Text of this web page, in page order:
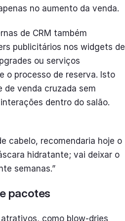
no aumento da venda.
de CRM também
publicitários nos widgets de
ou serviços
o processo de reserva. Isto
de venda cruzada sem
dentro do salão.
cabelo, recomendaria hoje o
hidratante; vai deixar o
semanas.”
pacotes
como blow-dries